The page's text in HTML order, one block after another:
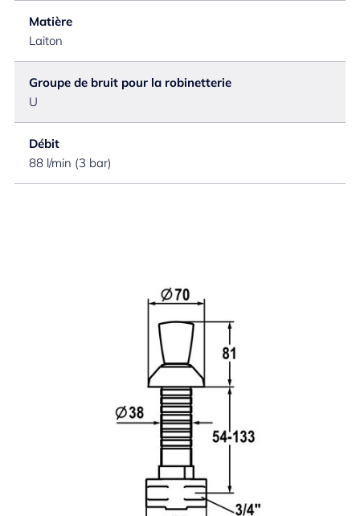
Matière
Laiton
Groupe de bruit pour la robinetterie
U
Débit
88 l/min (3 bar)